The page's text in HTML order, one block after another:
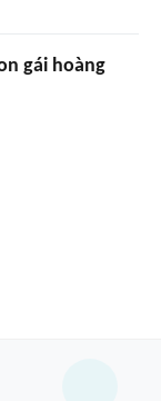
gái hoàng